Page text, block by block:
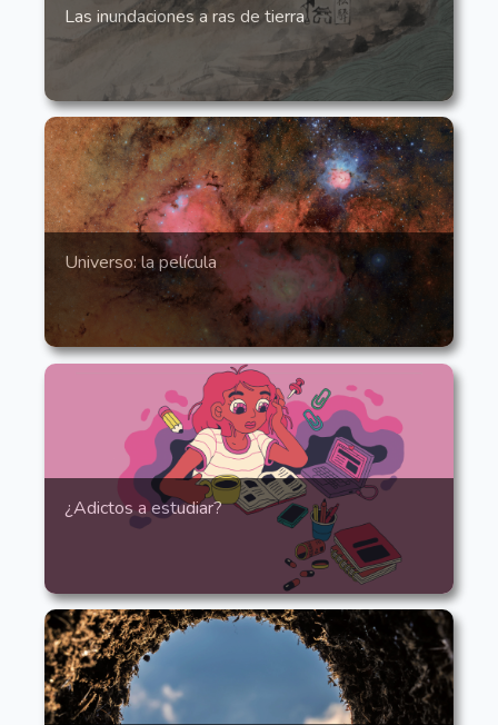
Las inundaciones a ras de tierra
Universo: la película
¿Adictos a estudiar?